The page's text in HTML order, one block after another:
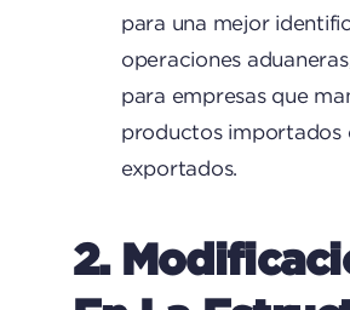
para una mejor
operaciones
para empresas que
productos importados
exportados.
2.